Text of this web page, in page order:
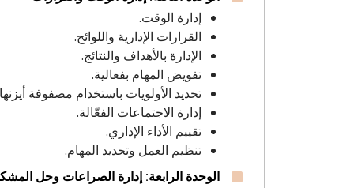
إدارة الوقت.
القرارات الإدارية واللوائح.
الإدارة بالأهداف والنتائج.
تفويض المهام بفعالية.
تحديد الأولويات باستخدام مصفوفة
إدارة الاجتماعات الفعّالة.
تقييم الأداء الإداري.
تنظيم العمل وتحديد المهام.
الوحدة الرابعة: إدارة الصراعات وحل